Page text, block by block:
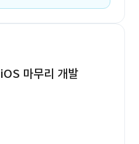
마무리 개발